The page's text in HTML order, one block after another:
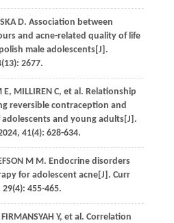
D. Association between
and acne-related quality of life
male adolescents[J].
2677.
E, MILLIREN C, et al. Relationship
reversible contraception and
and young adults[J].
41(4): 628-634.
M M. Endocrine disorders
for adolescent acne[J]. Curr
455-465.
FIRMANSYAH Y, et al. Correlation